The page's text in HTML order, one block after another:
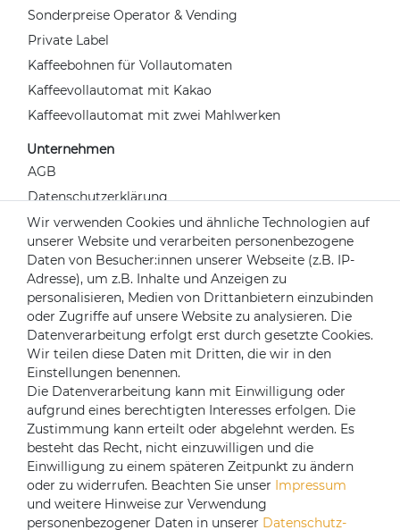
Sonderpreise Operator & Vending
Private Label
Kaffeebohnen für Vollautomaten
Kaffeevollautomat mit Kakao
Kaffeevollautomat mit zwei Mahlwerken
Unternehmen
AGB
Datenschutzerklärung
Widerrufsrecht
Impressum
Kontakt
Über uns
Mein Konto
Login
Registrieren
Versandpartner
Wir verwenden Cookies und ähnliche Technologien auf
unserer Website und verarbeiten personenbezogene
Daten von Besucher:innen unserer Webseite (z.B. IP-
Adresse), um z.B. Inhalte und Anzeigen zu
personalisieren, Medien von Drittanbietern einzubinden
oder Zugriffe auf unsere Website zu analysieren. Die
Datenverarbeitung erfolgt erst durch gesetzte Cookies.
Wir teilen diese Daten mit Dritten, die wir in den
Einstellungen benennen.
Die Datenverarbeitung kann mit Einwilligung oder
aufgrund eines berechtigten Interesses erfolgen. Die
Zustimmung kann erteilt oder abgelehnt werden. Es
besteht das Recht, nicht einzuwilligen und die
Einwilligung zu einem späteren Zeitpunkt zu ändern
oder zu widerrufen. Beachten Sie unser Impressum
und weitere Hinweise zur Verwendung
personenbezogener Daten in unserer Daten­schutz­